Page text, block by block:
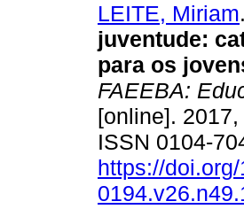
LEITE, Miriam.
juventude:
para os
FAEEBA:
[online].
ISSN 0104-
https://